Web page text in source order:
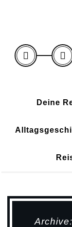
Deine
Archive: